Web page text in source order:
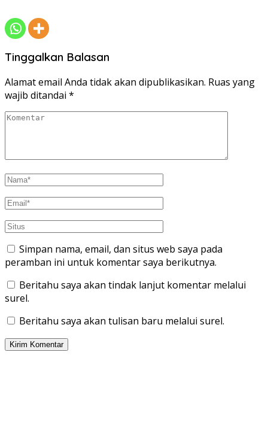
Tinggalkan Balasan
Alamat email Anda tidak akan dipublikasikan. Ruas yang
wajib ditandai *
Simpan nama, email, dan situs web saya pada
peramban ini untuk komentar saya berikutnya.
Beritahu saya akan tindak lanjut komentar melalui
surel.
Beritahu saya akan tulisan baru melalui surel.